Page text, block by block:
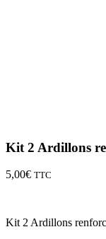
Kit 2 Ardillons
5,00€ TTC
Kit 2 Ardillons